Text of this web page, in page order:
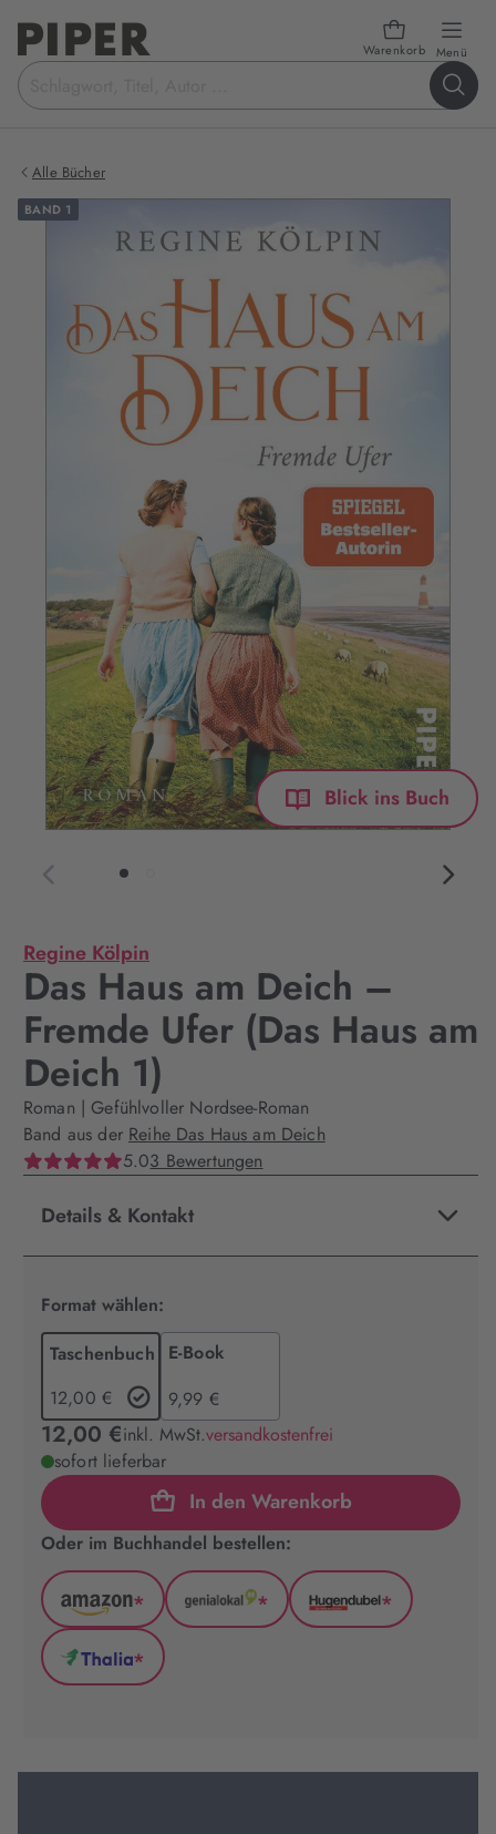
Warenkorb Menü
Suchbegriff
eingeben
Alle Bücher
BAND 1
Blick ins Buch
Produktbilder
Buch
Regine Kölpin
Das Haus am Deich –
Fremde Ufer (Das Haus am
Deich 1)
Roman | Gefühlvoller Nordsee-Roman
Band aus der Reihe Das Haus am Deich
5.03 Bewertungen
Details & Kontakt
Format wählen:
Taschenbuch
12,00 €
E-Book
9,99 €
12,00 €inkl. MwSt.versandkostenfrei
sofort lieferbar
In den Warenkorb
Oder im Buchhandel bestellen:
Amazon
(wird
in
neuem
*
GenialLokal
*
Hugendubel
*
Thalia
Tab
*